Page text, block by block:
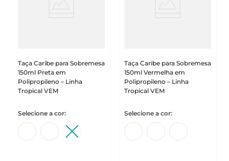
Taça Caribe para Sobremesa
150ml Preta em
Polipropileno – Linha
Tropical VEM
Taça Caribe para Sobremesa
150ml Vermelha em
Polipropileno – Linha
Tropical VEM